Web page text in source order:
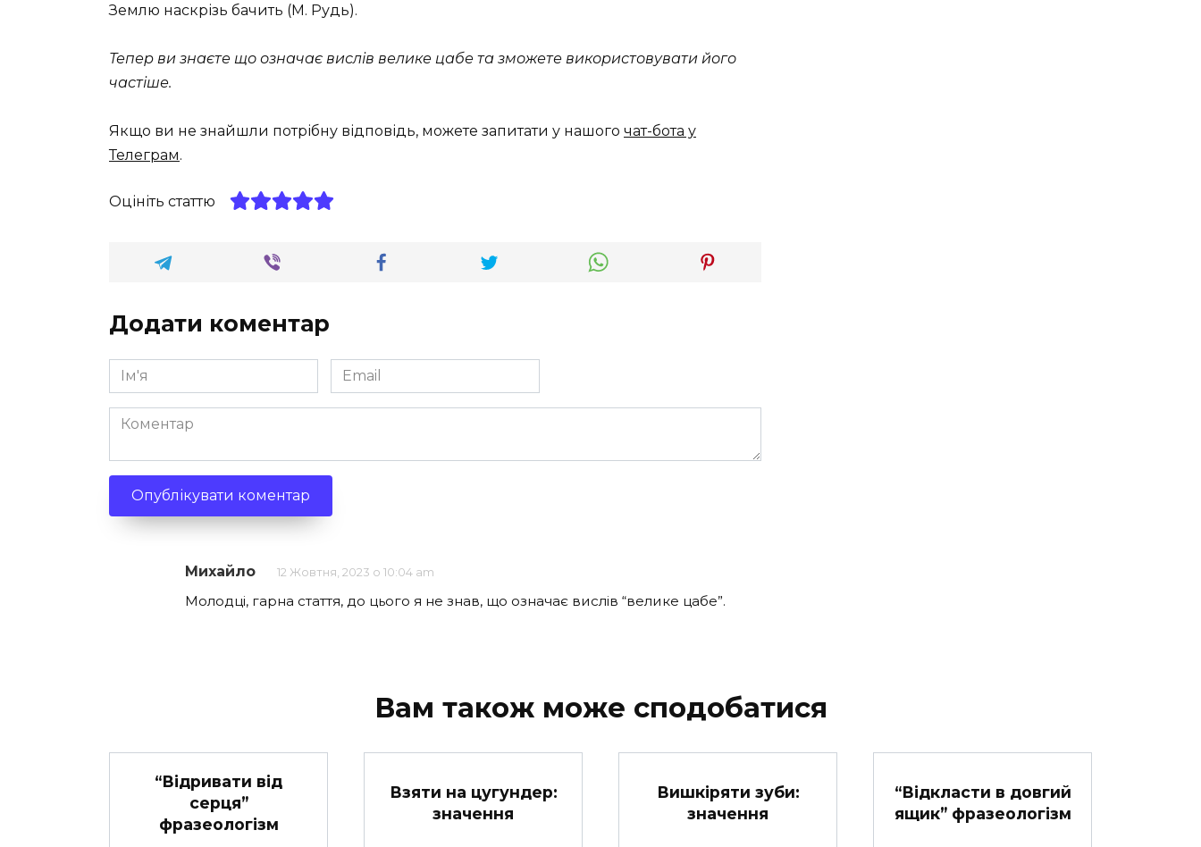
Землю наскрізь бачить (М. Рудь).
Тепер ви знаєте що означає вислів велике цабе та зможете використовувати його
частіше.
Якщо ви не знайшли потрібну відповідь, можете запитати у нашого чат-бота у
Телеграм.
Оцініть статтю
Додати коментар
Ім'я
*
Email
*
Коментар
Михайло 12 Жовтня, 2023 о 10:04 am
Молодці, гарна стаття, до цього я не знав, що означає вислів “велике цабе”.
Вам також може сподобатися
“Відривати від
серця”
фразеологізм
Взяти на цугундер:
значення
Вишкіряти зуби:
значення
“Відкласти в довгий
ящик” фразеологізм